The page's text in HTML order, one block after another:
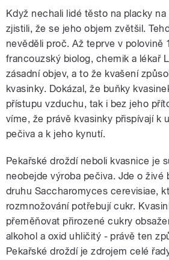
Když nechali lidé těsto na placky
zjistili, že se jeho objem zvětšil.
nevěděli proč. Až teprve v polovině
francouzský biolog, chemik a lékař
zásadní objev, a to že kvašení
kvasinky. Dokázal, že buňky
přístupu vzduchu, tak i bez jeho
víme, že právě kvasinky přispívají k
pečiva a k jeho kynutí.
Pekařské droždí neboli kvasnice je
neobejde výroba pečiva. Jde o živé
druhu Saccharomyces cerevisiae,
rozmnožování potřebují cukr.
přeměňovat přirozené cukry
alkohol a oxid uhličitý - právě ten
Pekařské droždí je zdrojem celé